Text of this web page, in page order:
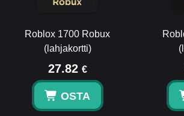
Roblox 1700 Robux
(lahjakortti)
27.82 €
OSTA